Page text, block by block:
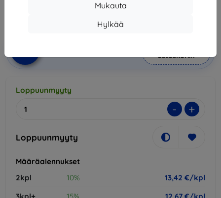
Mukauta
Hylkää
ostoskoriin
Loppuunmyyty
- +
Loppuunmyyty
Määräalennukset
2kpl
10%
13,42 €/kpl